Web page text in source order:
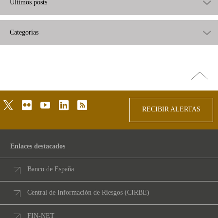
Últimos posts
Categorías
arriba
twitterflickr youtubelinkedinrss
RECIBIR ALERTAS
Enlaces destacados
Banco de España
Central de Información de Riesgos (CIRBE)
FIN-NET